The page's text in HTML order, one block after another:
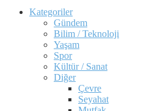
Kategoriler
Gündem
Bilim / Teknoloji
Yaşam
Spor
Kültür / Sanat
Diğer
Çevre
Seyahat